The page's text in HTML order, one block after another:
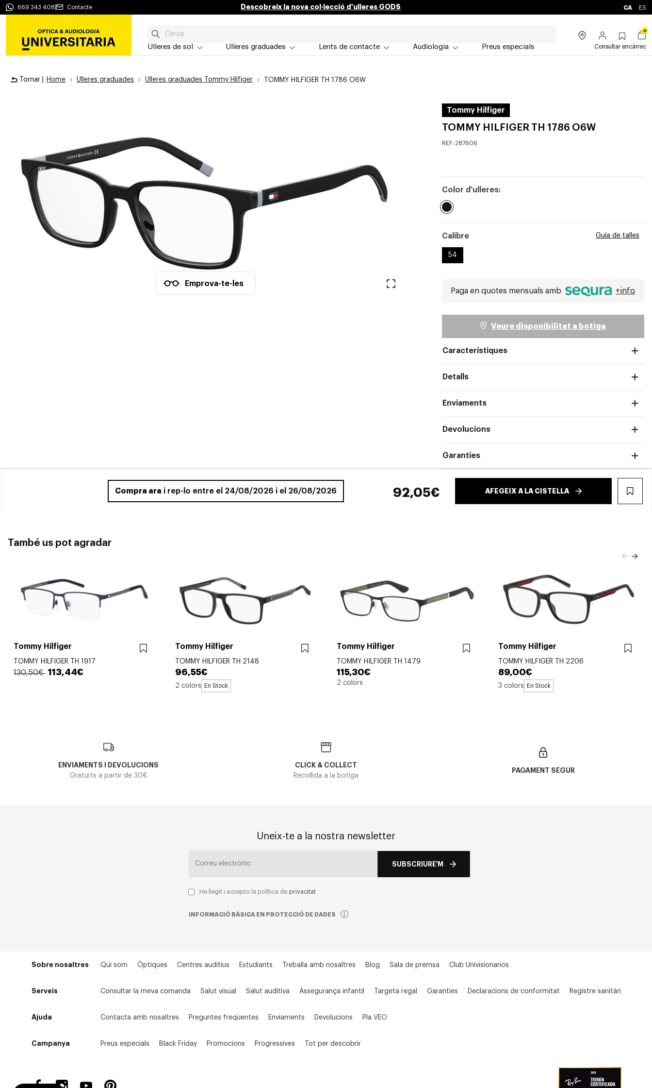
669 343 408 Contacte Descobreix la nova col·lecció d'ulleres GODS CA ES
Ulleres de sol Ulleres graduades Lents de contacte Audiologia Preus especials
0
Consultar encàrrec
Tornar | Home Ulleres graduades Ulleres graduades Tommy Hilfiger TOMMY HILFIGER TH 1786 O6W
Emprova-te-les Veure en pantalla completa
Tommy Hilfiger
TOMMY HILFIGER TH 1786 O6W
REF: 287606
Color d'ulleres:
Guía de talles
Calibre
54
Paga en quotes mensuals amb +info
Veure disponibilitat a botiga
Característiques
Detalls
Enviaments
Devolucions
Garanties
Compra ara i rep-lo entre el 24/08/2026 i el 26/08/2026 92,05€ AFEGEIX A LA CISTELLA
També us pot agradar
Tommy Hilfiger
TOMMY HILFIGER TH 1917
130,50€ 113,44€
Tommy Hilfiger
TOMMY HILFIGER TH 2148
96,55€
2 colors En Stock
Tommy Hilfiger
TOMMY HILFIGER TH 1479
115,30€
2 colors
Tommy Hilfiger
TOMMY HILFIGER TH 2206
89,00€
3 colors En Stock
ENVIAMENTS I DEVOLUCIONS
Gratuïts a partir de 30€
CLICK & COLLECT
Recollida a la botiga
PAGAMENT SEGUR
Uneix-te a la nostra newsletter
SUBSCRIURE'M
He llegit i accepto la política de privacitat
INFORMACIÓ BÀSICA EN PROTECCIÓ DE DADES
Sobre nosaltres Qui som Òptiques Centres auditius Estudiants Treballa amb nosaltres Blog Sala de premsa Club Univisionarios
Serveis Consultar la meva comanda Salut visual Salut auditiva Assegurança infantil Targeta regal Garanties Declaracions de conformitat Registre sanitàri
Ajuda Contacta amb nosaltres Preguntes freqüentes Enviaments Devolucions Pla VEO
Campanya Preus especials Black Friday Promocions Progressives Tot per descobrir